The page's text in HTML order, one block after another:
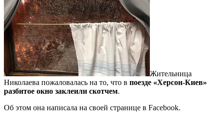
Жительница
Николаева пожаловалась на то, что в поезде «Херсон-Киев»
разбитое окно заклеили скотчем.
Об этом она написала на своей странице в Facebook.